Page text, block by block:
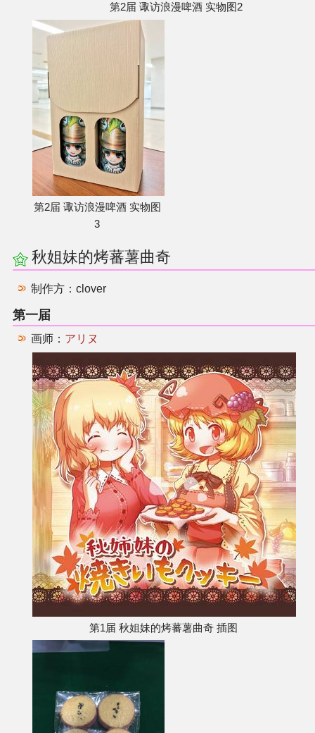
第2届 诹访浪漫啤酒 实物图2
第2届 诹访浪漫啤酒 实物图
3
秋姐妹的烤蕃薯曲奇
制作方：clover
第一届
画师： アリヌ
第1届 秋姐妹的烤蕃薯曲奇 插图